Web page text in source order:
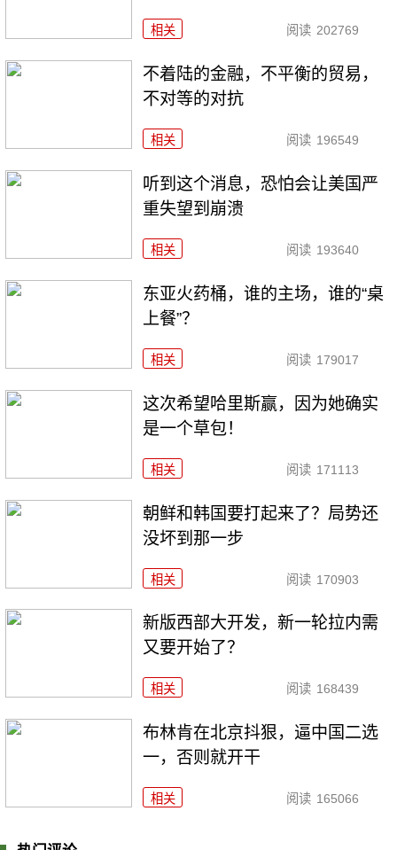
相关 阅读 202769
不着陆的金融，不平衡的贸易，
不对等的对抗
相关 阅读 196549
听到这个消息，恐怕会让美国严
重失望到崩溃
相关 阅读 193640
东亚火药桶，谁的主场，谁的“桌
上餐”？
相关 阅读 179017
这次希望哈里斯赢，因为她确实
是一个草包！
相关 阅读 171113
朝鲜和韩国要打起来了？局势还
没坏到那一步
相关 阅读 170903
新版西部大开发，新一轮拉内需
又要开始了？
相关 阅读 168439
布林肯在北京抖狠，逼中国二选
一，否则就开干
相关 阅读 165066